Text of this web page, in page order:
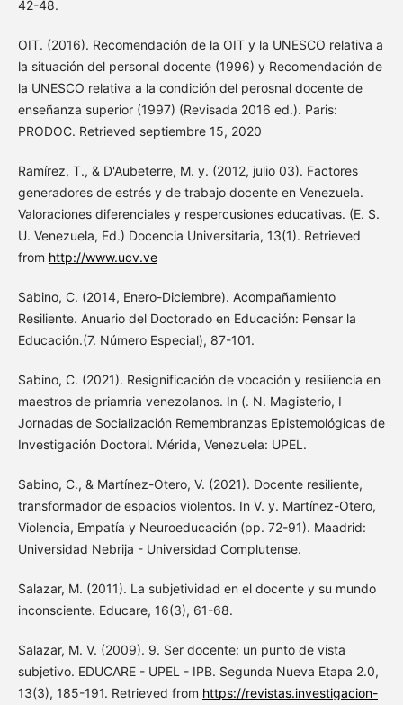
42-48.
OIT. (2016). Recomendación de la OIT y la UNESCO relativa a
la situación del personal docente (1996) y Recomendación de
la UNESCO relativa a la condición del perosnal docente de
enseñanza superior (1997) (Revisada 2016 ed.). Paris:
PRODOC. Retrieved septiembre 15, 2020
Ramírez, T., & D'Aubeterre, M. y. (2012, julio 03). Factores
generadores de estrés y de trabajo docente en Venezuela.
Valoraciones diferenciales y respercusiones educativas. (E. S.
U. Venezuela, Ed.) Docencia Universitaria, 13(1). Retrieved
from http://www.ucv.ve
Sabino, C. (2014, Enero-Diciembre). Acompañamiento
Resiliente. Anuario del Doctorado en Educación: Pensar la
Educación.(7. Número Especial), 87-101.
Sabino, C. (2021). Resignificación de vocación y resiliencia en
maestros de priamria venezolanos. In (. N. Magisterio, I
Jornadas de Socialización Remembranzas Epistemológicas de
Investigación Doctoral. Mérida, Venezuela: UPEL.
Sabino, C., & Martínez-Otero, V. (2021). Docente resiliente,
transformador de espacios violentos. In V. y. Martínez-Otero,
Violencia, Empatía y Neuroeducación (pp. 72-91). Maadrid:
Universidad Nebrija - Universidad Complutense.
Salazar, M. (2011). La subjetividad en el docente y su mundo
inconsciente. Educare, 16(3), 61-68.
Salazar, M. V. (2009). 9. Ser docente: un punto de vista
subjetivo. EDUCARE - UPEL - IPB. Segunda Nueva Etapa 2.0,
13(3), 185-191. Retrieved from https://revistas.investigacion-